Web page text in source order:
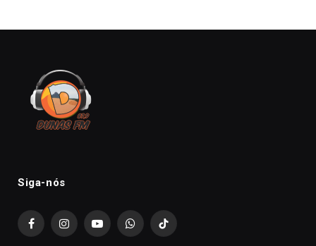
Siga-nós
FacebookInstagramYouTubeWhatsAppTikTok